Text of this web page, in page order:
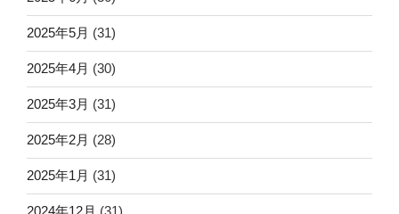
2025年5月 (31)
2025年4月 (30)
2025年3月 (31)
2025年2月 (28)
2025年1月 (31)